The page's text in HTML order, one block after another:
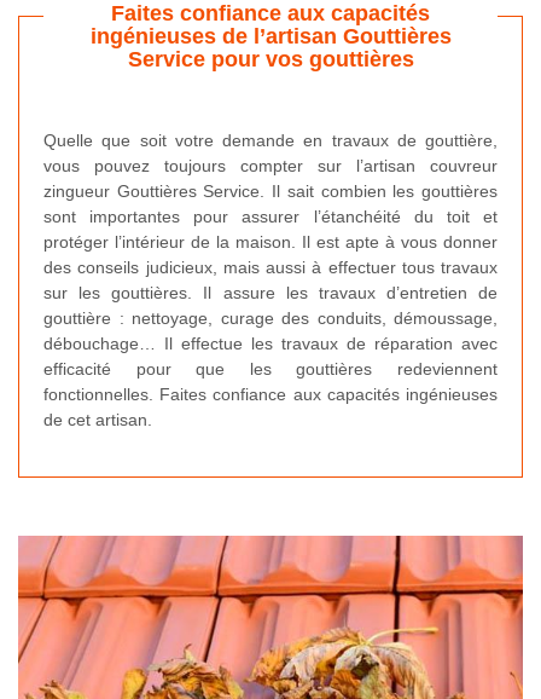
Faites confiance aux capacités
ingénieuses de l’artisan Gouttières
Service pour vos gouttières
Quelle que soit votre demande en travaux de gouttière,
vous pouvez toujours compter sur l’artisan couvreur
zingueur Gouttières Service. Il sait combien les gouttières
sont importantes pour assurer l’étanchéité du toit et
protéger l’intérieur de la maison. Il est apte à vous donner
des conseils judicieux, mais aussi à effectuer tous travaux
sur les gouttières. Il assure les travaux d’entretien de
gouttière : nettoyage, curage des conduits, démoussage,
débouchage… Il effectue les travaux de réparation avec
efficacité pour que les gouttières redeviennent
fonctionnelles. Faites confiance aux capacités ingénieuses
de cet artisan.